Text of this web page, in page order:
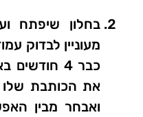
בחלון שיפתח
מעוניין לבדוק
כבר 4
את הכותבת